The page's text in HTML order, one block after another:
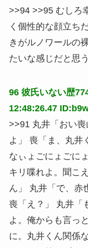
>>94 >>95 むしろ
く個性的な顔立ち
きがルノワールの
たいな感じだと思
96 彼氏いない歴
12:48:26.47
>>91 丸井「おい
よ」 喪「ま、丸井
なぃょごにょごに
キリ喋れよ。聞こ
ん」 丸井「で、赤
喪「え？」 丸井「
よ。俺からも言っ
に。丸井くん関係